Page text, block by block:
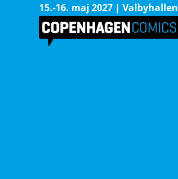
15.-16. maj 2027 | Valbyhallen